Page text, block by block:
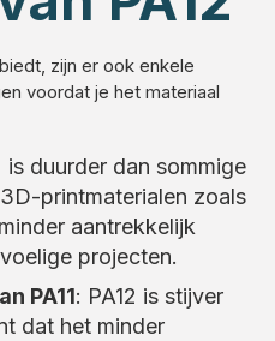
zijn er ook enkele
voordat je het materiaal
is duurder dan sommige
printmaterialen zoals
aantrekkelijk
projecten.
PA11: PA12 is stijver
dat het minder